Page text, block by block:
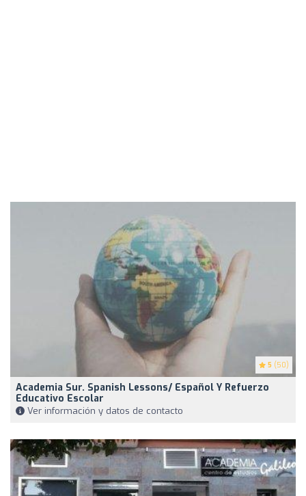
5 (50)
Academia Sur. Spanish Lessons/ Español Y Refuerzo
Educativo Escolar
Ver información y datos de contacto